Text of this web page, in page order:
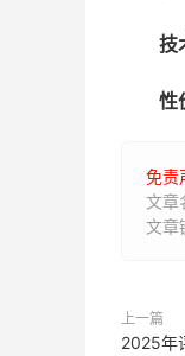
技
性
免责
文章
文章
上一篇
2025年